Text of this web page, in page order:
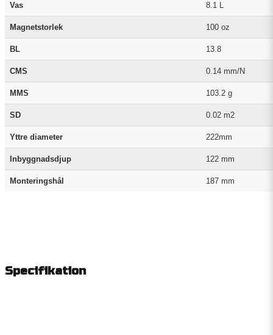
Vas 8.1 L
Magnetstorlek 100 oz
BL 13.8
CMS 0.14 mm/N
MMS 103.2 g
SD 0.02 m2
Yttre diameter 222mm
Inbyggnadsdjup 122 mm
Monteringshål 187 mm
Specifikation